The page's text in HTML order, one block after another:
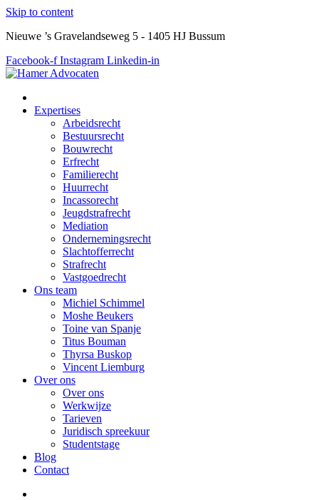
Skip to content
Nieuwe ’s Gravelandseweg 5 - 1405 HJ Bussum
Facebook-f Instagram Linkedin-in
Expertises
Arbeidsrecht
Bestuursrecht
Bouwrecht
Erfrecht
Familierecht
Huurrecht
Incassorecht
Jeugdstrafrecht
Mediation
Ondernemingsrecht
Slachtofferrecht
Strafrecht
Vastgoedrecht
Ons team
Michiel Schimmel
Moshe Beukers
Toine van Spanje
Titus Bouman
Thyrsa Buskop
Vincent Liemburg
Over ons
Over ons
Werkwijze
Tarieven
Juridisch spreekuur
Studentstage
Blog
Contact